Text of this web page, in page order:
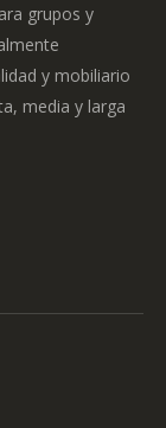
grupos y
y mobiliario
media y larga